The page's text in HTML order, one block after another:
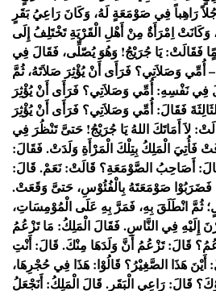
رَاهِباً فِي صَوْمَعَةٍ لَهُ، وَكَانَ رَاعِيُ بَقَرٍ
اِمْرَأَةٌ مِنْ أَهْلِ الْقَرْيَةِ تَخْتَلِفُ إِلَى
فَقَالَتْ: يَا جُرَيْجُ! وَهُوَ يُصّلِّى، فَقَالَ فِي
وَصَلاَتِي؟ فَرَأَى أَنْ يُؤْثِرَ صَلاَتَهُ، ثُمَّ
فِي نَفْسِهِ: أُمِّي وَصَلاَتِي؟ فَرَأَى أَنْ يُؤْثِرَ
فَقَالَ: أُمِّي وَصَلاَتِي؟ فَرَأَى أَنْ يُؤْثِرَ
لاَ أَمَاتَكَ اللهُ يَا جُرَيْجُ! حَتىَّ تَنْظُرَ فِي
فَأُتِيَ الْمَلِكُ بِتِلْكَ الْمَرْأَةِ وَلَدَتْ. فَقَالَ:
أَصَاحِبُ الصَّوْمَعَةِ؟ قَالَتْ: نَعَمْ. قَالَ:
فَضَرَبُوْا صَوْمَعَتَهُ بِالْفُئُوْسِ، حَتىَّ وَقَعَتْ.
ثُمَّ انْطَلَقَ بِهِ، فَمَرَّ بِهِ عَلَى الْمُوْمِسَاتِ،
إِلَيْهِ فِي النَّاسِ. فَقَالَ الْمَلِكُ: مَا تَزْعُمُ
قَالَ: تَزْعُمُ أَنَّ وَلَدَهَا مِنْكَ. قَالَ: أَنْتِ
هَذَا الصَّغِيْرُ؟ قَالُوْا: هَذَا فِي حُجْرِهَا،
قَالَ: رَاعِي الْبَقَرِ. قَالَ الْمَلِكُ: أَنَجْعَلُ